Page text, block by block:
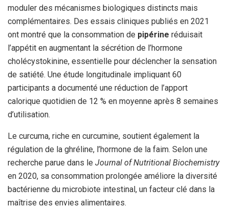
moduler des mécanismes biologiques distincts mais
complémentaires. Des essais cliniques publiés en 2021
ont montré que la consommation de pipérine réduisait
l’appétit en augmentant la sécrétion de l’hormone
cholécystokinine, essentielle pour déclencher la sensation
de satiété. Une étude longitudinale impliquant 60
participants a documenté une réduction de l’apport
calorique quotidien de 12 % en moyenne après 8 semaines
d’utilisation.
Le curcuma, riche en curcumine, soutient également la
régulation de la ghréline, l’hormone de la faim. Selon une
recherche parue dans le Journal of Nutritional Biochemistry
en 2020, sa consommation prolongée améliore la diversité
bactérienne du microbiote intestinal, un facteur clé dans la
maîtrise des envies alimentaires.